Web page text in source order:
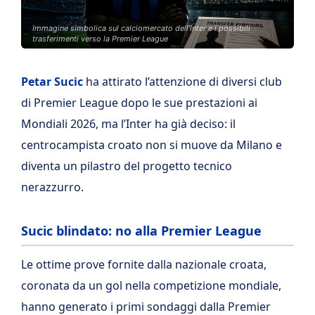
Immagine simbolica sul calciomercato dell'Inter e i possibili
trasferimenti verso la Premier League
Petar Sucic ha attirato l’attenzione di diversi club
di Premier League dopo le sue prestazioni ai
Mondiali 2026, ma l’Inter ha già deciso: il
centrocampista croato non si muove da Milano e
diventa un pilastro del progetto tecnico
nerazzurro.
Sucic blindato: no alla Premier League
Le ottime prove fornite dalla nazionale croata,
coronata da un gol nella competizione mondiale,
hanno generato i primi sondaggi dalla Premier